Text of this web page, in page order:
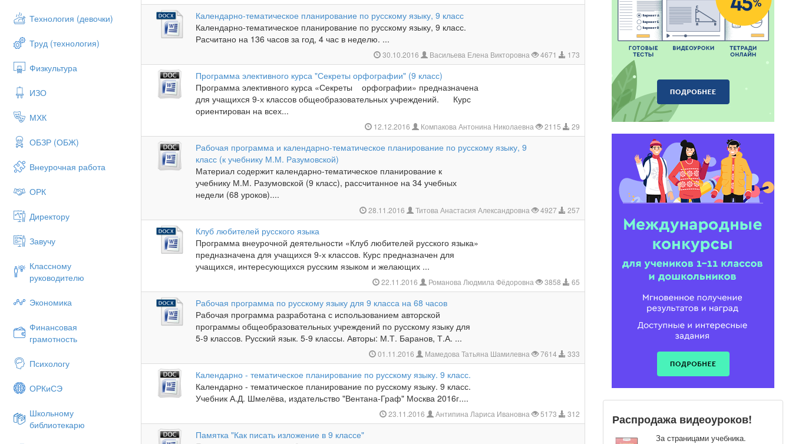
Технология (девочки)
Труд (технология)
Физкультура
ИЗО
МХК
ОБЗР (ОБЖ)
Внеурочная работа
ОРК
Директору
Завучу
Классному
руководителю
Экономика
Финансовая
грамотность
Психологу
ОРКиСЭ
Школьному
библиотекарю
Календарно-тематическое планирование по русскому языку, 9 класс
Календарно-тематическое планирование по русскому языку, 9 класс.
Расчитано на 136 часов за год, 4 час в неделю. ...
30.10.2016 Васильева Елена Викторовна 4671 173
Программа элективного курса "Секреты орфографии" (9 класс)
Программа элективного курса «Секреты орфографии» предназначена
для учащихся 9-х классов общеобразовательных учреждений. Курс
ориентирован на всех...
12.12.2016 Компакова Антонина Николаевна 2115 29
Рабочая программа и календарно-тематическое планирование по русскому языку, 9
класс (к учебнику М.М. Разумовской)
Материал содержит календарно-тематическое планирование к
учебнику М.М. Разумовской (9 класс), рассчитанное на 34 учебных
недели (68 уроков)....
28.11.2016 Титова Анастасия Александровна 4927 257
Клуб любителей русского языка
Программа внеурочной деятельности «Клуб любителей русского языка»
предназначена для учащихся 9-х классов. Курс предназначен для
учащихся, интересующихся русским языком и желающих ...
22.11.2016 Романова Людмила Фёдоровна 3858 65
Рабочая программа по русскому языку для 9 класса на 68 часов
Рабочая программа разработана с использованием авторской
программы общеобразовательных учреждений по русскому языку для
5-9 классов. Русский язык. 5-9 классы. Авторы: М.Т. Баранов, Т.А. ...
01.11.2016 Мамедова Татьяна Шамилевна 7614 333
Календарно - тематическое планирование по русскому языку. 9 класс.
Календарно - тематическое планирование по русскому языку. 9 класс.
Учебник А.Д. Шмелёва, издательство "Вентана-Граф" Москва 2016г....
23.11.2016 Антипина Лариса Ивановна 5173 312
Памятка "Как писать изложение в 9 классе"
Распродажа видеоуроков!
За страницами учебника.